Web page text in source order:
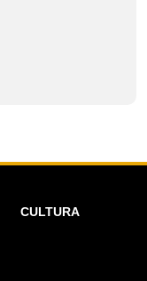
CULTURA